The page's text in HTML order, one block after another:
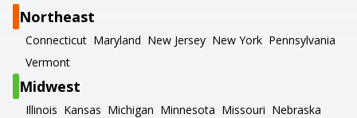
Northeast
Connecticut Maryland New Jersey New York Pennsylvania
Vermont
Midwest
Illinois Kansas Michigan Minnesota Missouri Nebraska